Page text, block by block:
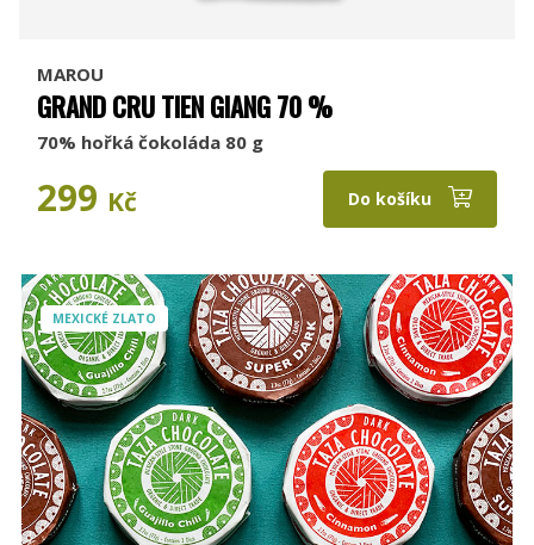
MAROU
GRAND CRU TIEN GIANG 70 %
70% hořká čokoláda 80 g
299 Kč Do košíku
MEXICKÉ ZLATO